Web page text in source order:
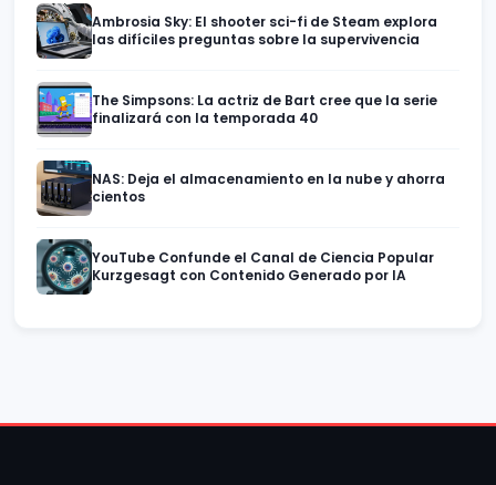
Ambrosia Sky: El shooter sci-fi de Steam explora
las difíciles preguntas sobre la supervivencia
The Simpsons: La actriz de Bart cree que la serie
finalizará con la temporada 40
NAS: Deja el almacenamiento en la nube y ahorra
cientos
YouTube Confunde el Canal de Ciencia Popular
Kurzgesagt con Contenido Generado por IA